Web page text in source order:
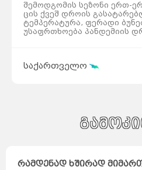
შემოდგომის სეზონი ერთ-
ცის ქვეშ დროის
ტემპერატურა, ფერადი
უსაფრთხოება პანდემიის
ფოტოგრაფიის მოძრავი
მიმოიხილავს: დიდი
მსხვრევა. გარდა ამისა,
წყნეთის ტყე-პარკში დრო
საქართველო
რამდენად ხშირად